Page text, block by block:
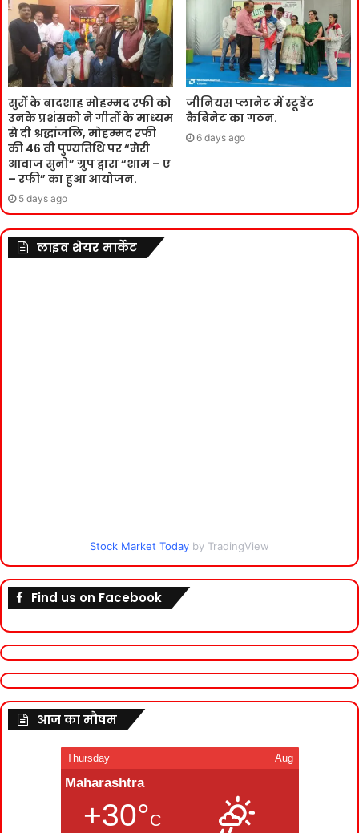
सुरों के बादशाह मोहम्मद रफी को
उनके प्रशंसको ने गीतों के माध्यम
से दी श्रद्धांजलि, मोहम्मद रफी
की 46 वी पुण्यतिथि पर “मेरी
आवाज सुनो” ग्रुप द्वारा “शाम – ए
– रफी” का हुआ आयोजन.
5 days ago
जीनियस प्लानेट में स्टूडेंट
कैबिनेट का गठन.
6 days ago
लाइव शेयर मार्केट
Stock Market Today by TradingView
Find us on Facebook
आज का मौषम
Thursday Aug
Maharashtra
+30°C